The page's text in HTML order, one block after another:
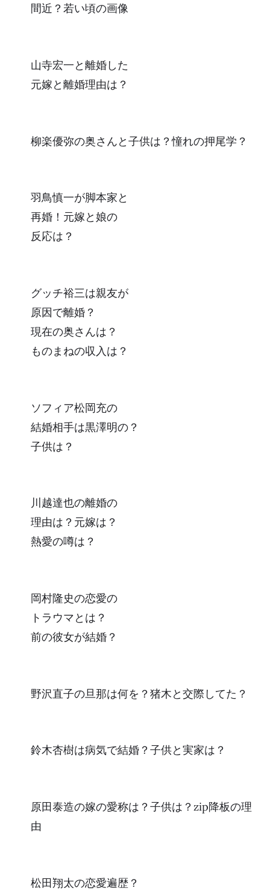
間近？若い頃の画像
山寺宏一と離婚した
元嫁と離婚理由は？
柳楽優弥の奥さんと子供は？憧れの押尾学？
羽鳥慎一が脚本家と
再婚！元嫁と娘の
反応は？
グッチ裕三は親友が
原因で離婚？
現在の奥さんは？
ものまねの収入は？
ソフィア松岡充の
結婚相手は黒澤明の？
子供は？
川越達也の離婚の
理由は？元嫁は？
熱愛の噂は？
岡村隆史の恋愛の
トラウマとは？
前の彼女が結婚？
野沢直子の旦那は何を？猪木と交際してた？
鈴木杏樹は病気で結婚？子供と実家は？
原田泰造の嫁の愛称は？子供は？zip降板の理
由
松田翔太の恋愛遍歴？